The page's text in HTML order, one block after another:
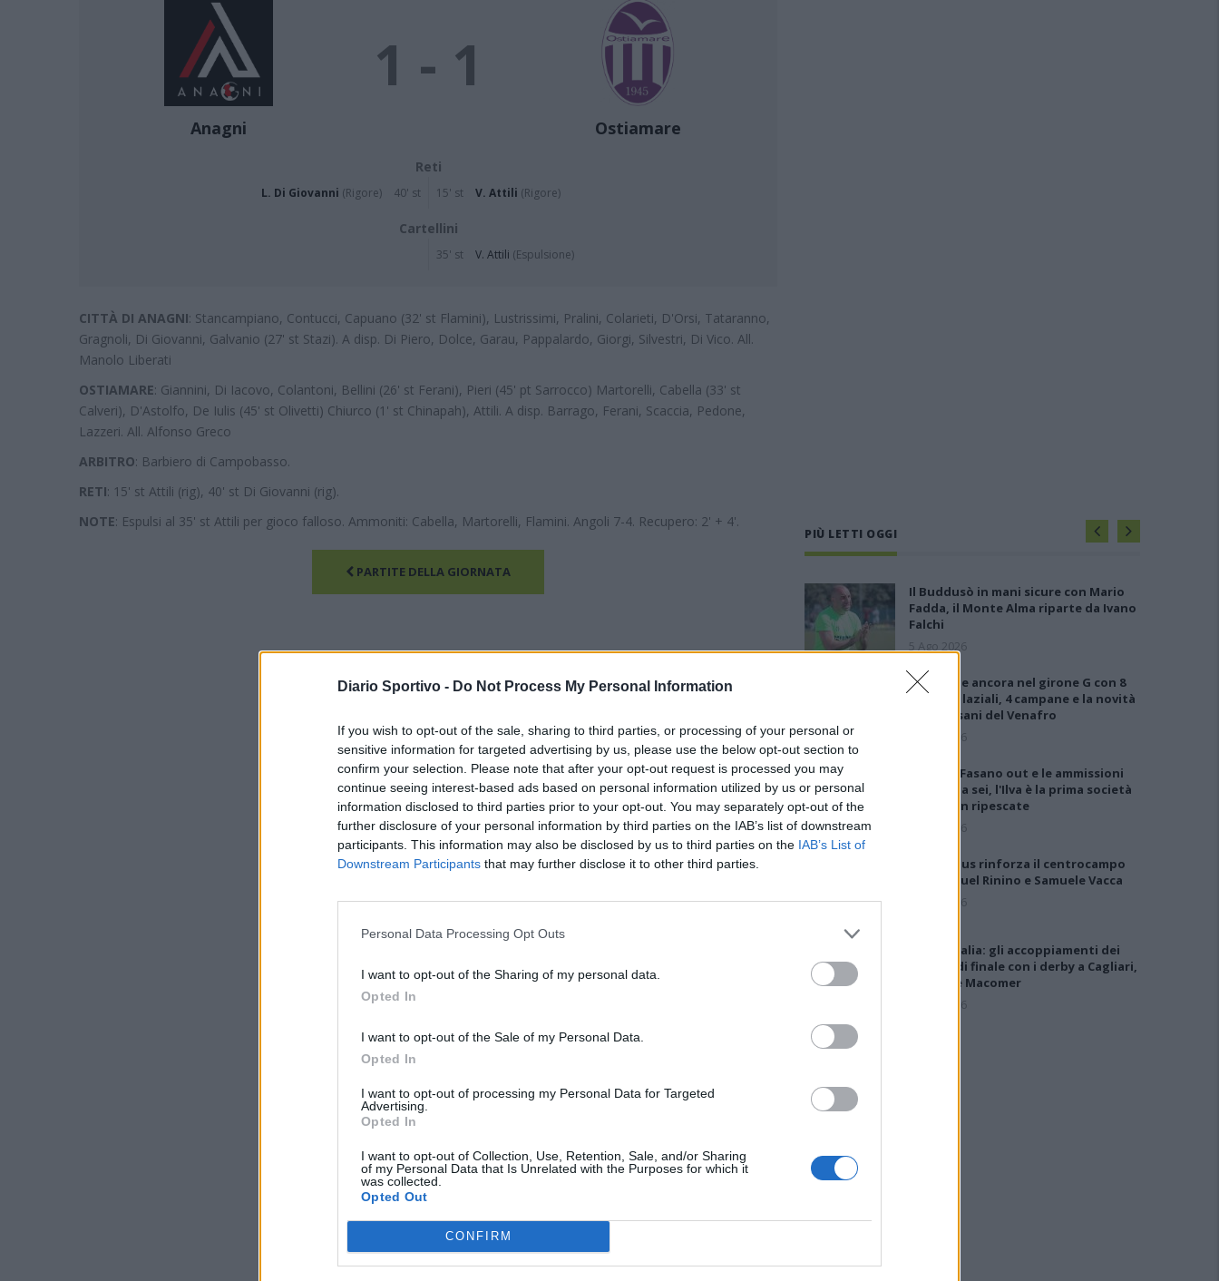
Diario Sportivo - Do Not Process My Personal Information
If you wish to opt-out of the sale, sharing to third parties, or processing of your personal or
sensitive information for targeted advertising by us, please use the below opt-out section to
confirm your selection. Please note that after your opt-out request is processed you may
continue seeing interest-based ads based on personal information utilized by us or personal
information disclosed to third parties prior to your opt-out. You may separately opt-out of the
further disclosure of your personal information by third parties on the IAB’s list of downstream
participants. This information may also be disclosed by us to third parties on the IAB’s List of
Downstream Participants that may further disclose it to other third parties.
Personal Data Processing Opt Outs
I want to opt-out of the Sharing of my personal data.
Opted In
I want to opt-out of the Sale of my Personal Data.
Opted In
I want to opt-out of processing my Personal Data for Targeted
Advertising.
Opted In
I want to opt-out of Collection, Use, Retention, Sale, and/or Sharing
of my Personal Data that Is Unrelated with the Purposes for which it
was collected.
Opted Out
CONFIRM
Anagni
1 - 1
Ostiamare
Reti
L. Di Giovanni (Rigore) 40' st 15' st V. Attili (Rigore)
Cartellini
35' st V. Attili (Espulsione)
CITTÀ DI ANAGNI: Stancampiano, Contucci, Capuano (32' st Flamini), Lustrissimi, Pralini, Colarieti, D'Orsi, Tataranno,
Gragnoli, Di Giovanni, Galvanio (27' st Stazi). A disp. Di Piero, Dolce, Garau, Pappalardo, Giorgi, Silvestri, Di Vico. All.
Manolo Liberati
OSTIAMARE: Giannini, Di Iacovo, Colantoni, Bellini (26' st Ferani), Pieri (45' pt Sarrocco) Martorelli, Cabella (33' st
Calveri), D'Astolfo, De Iulis (45' st Olivetti) Chiurco (1' st Chinapah), Attili. A disp. Barrago, Ferani, Scaccia, Pedone,
Lazzeri. All. Alfonso Greco
ARBITRO: Barbiero di Campobasso.
RETI: 15' st Attili (rig), 40' st Di Giovanni (rig).
NOTE: Espulsi al 35' st Attili per gioco falloso. Ammoniti: Cabella, Martorelli, Flamini. Angoli 7-4. Recupero: 2' + 4'.
PARTITE DELLA GIORNATA
PIÙ LETTI OGGI
Il Buddusò in mani sicure con Mario
Fadda, il Monte Alma riparte da Ivano
Falchi
5 Ago 2026
Le 5 sarde ancora nel girone G con 8
squadre laziali, 4 campane e la novità
dei molisani del Venafro
6 Ago 2026
Anche il Fasano out e le ammissioni
salgono a sei, l'Ilva è la prima società
tra le non ripescate
5 Ago 2026
Il Selargius rinforza il centrocampo
con Manuel Rinino e Samuele Vacca
6 Ago 2026
Coppa Italia: gli accoppiamenti dei
16esimi di finale con i derby a Cagliari,
Sassari e Macomer
5 Ago 2026